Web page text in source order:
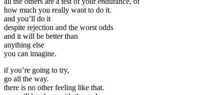
how much you really want to do it.
and you’ll do it
despite rejection and the worst odds
and it will be better than
anything else
you can imagine.
if you’re going to try,
go all the way.
there is no other feeling like that.